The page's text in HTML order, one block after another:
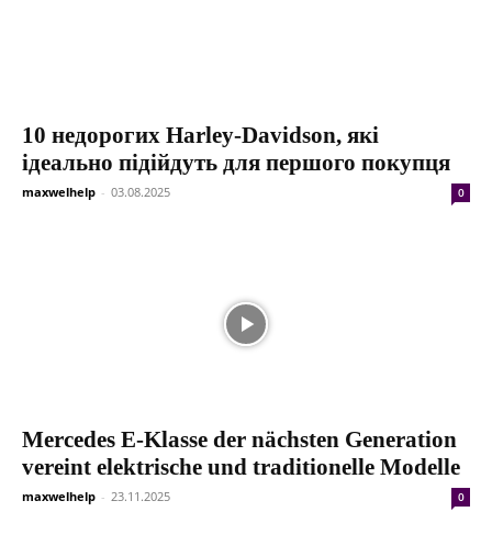
10 недорогих Harley-Davidson, які
ідеально підійдуть для першого покупця
maxwelhelp - 03.08.2025 0
Mercedes E-Klasse der nächsten Generation
vereint elektrische und traditionelle Modelle
maxwelhelp - 23.11.2025 0